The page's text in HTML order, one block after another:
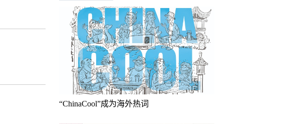
“ChinaCool”成为海外热词